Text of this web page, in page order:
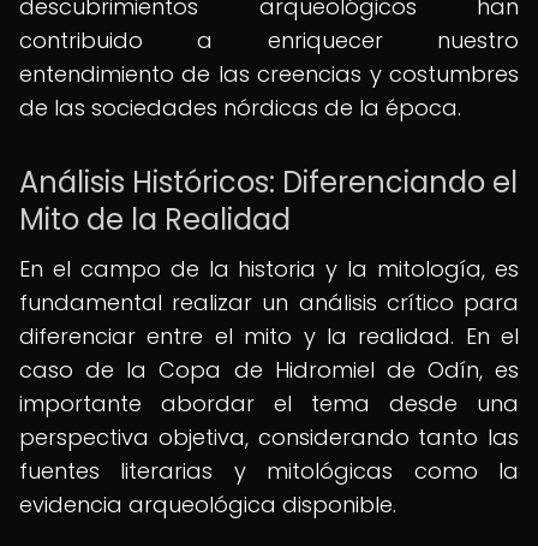
descubrimientos arqueológicos han
contribuido a enriquecer nuestro
entendimiento de las creencias y costumbres
de las sociedades nórdicas de la época.
Análisis Históricos: Diferenciando el
Mito de la Realidad
En el campo de la historia y la mitología, es
fundamental realizar un análisis crítico para
diferenciar entre el mito y la realidad. En el
caso de la Copa de Hidromiel de Odín, es
importante abordar el tema desde una
perspectiva objetiva, considerando tanto las
fuentes literarias y mitológicas como la
evidencia arqueológica disponible.